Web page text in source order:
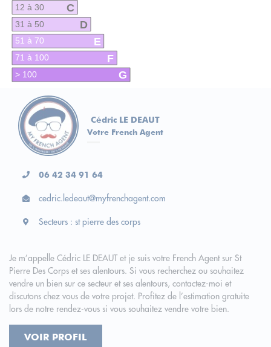
C
12 à 30
D
31 à 50
E
51 à 70
F
71 à 100
G
> 100
Cédric LE DEAUT
Votre French Agent
06 42 34 91 64
cedric.ledeaut@myfrenchagent.com
Secteurs : st pierre des corps
Je m’appelle Cédric LE DEAUT et je suis votre French Agent sur St
Pierre Des Corps et ses alentours. Si vous recherchez ou souhaitez
vendre un bien sur ce secteur et ses alentours, contactez-moi et
discutons chez vous de votre projet. Profitez de l’estimation gratuite
lors de notre rendez-vous si vous souhaitez vendre votre bien.
VOIR PROFIL